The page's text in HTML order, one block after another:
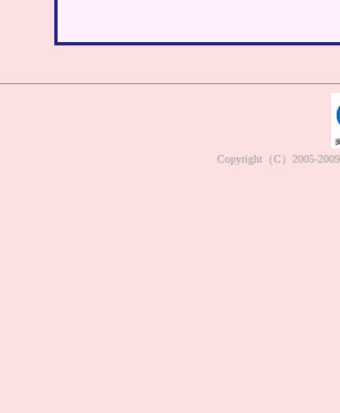
Copyright（C）2005-